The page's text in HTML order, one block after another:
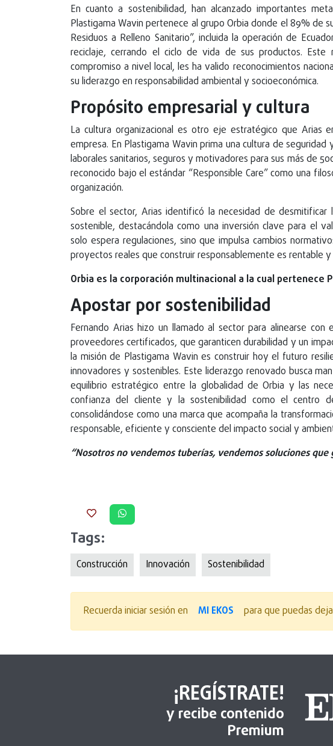
En cuanto a sostenibilidad, han alcanzado importantes
Plastigama Wavin pertenece al grupo Orbia donde el 89% de
Residuos a Relleno Sanitario”, incluida la operación de
reciclaje, cerrando el ciclo de vida de sus productos.
compromiso a nivel local, les ha valido reconocimientos
su liderazgo en responsabilidad ambiental y socioeconómica.
Propósito empresarial y cultura
La cultura organizacional es otro eje estratégico que Arias
empresa. En Plastigama Wavin prima una cultura de
laborales sanitarios, seguros y motivadores para sus más de
reconocido bajo el estándar “Responsible Care” como una
organización.
Sobre el sector, Arias identificó la necesidad de
sostenible, destacándola como una inversión clave para el
solo espera regulaciones, sino que impulsa cambios
proyectos reales que construir responsablemente es rentable
Orbia es la corporación multinacional a la cual pertenece
Apostar por sostenibilidad
Fernando Arias hizo un llamado al sector para alinearse
proveedores certificados, que garanticen durabilidad y un
la misión de Plastigama Wavin es construir hoy el futuro
innovadores y sostenibles. Este liderazgo renovado busca
equilibrio estratégico entre la globalidad de Orbia y las
confianza del cliente y la sostenibilidad como el centro
consolidándose como una marca que acompaña la
responsable, eficiente y consciente del impacto social y
“Nosotros no vendemos tuberías, vendemos soluciones que
Tags:
Construcción Innovación Sostenibilidad
Recuerda iniciar sesión en MI EKOS para que puedas
¡REGÍSTRATE!
y recibe contenido
Premium